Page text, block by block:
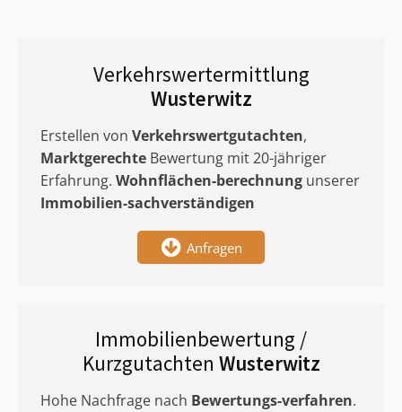
Verkehrswertermittlung
Wusterwitz
Erstellen von Verkehrswertgutachten,
Marktgerechte Bewertung mit 20-jähriger
Erfahrung. Wohnflächen-berechnung unserer
Immobilien-sachverständigen
Anfragen
Immobilienbewertung /
Kurzgutachten Wusterwitz
Hohe Nachfrage nach Bewertungs-verfahren.